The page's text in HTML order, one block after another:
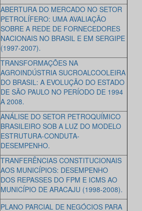
ABERTURA DO MERCADO NO SETOR
PETROLÍFERO: UMA AVALIAÇÃO
SOBRE A REDE DE FORNECEDORES
NACIONAIS NO BRASIL E EM SERGIPE
(1997-2007).
TRANSFORMAÇÕES NA
AGROINDÚSTRIA SUCROALCOOLEIRA
DO BRASIL: A EVOLUÇÃO DO ESTADO
DE SÃO PAULO NO PERÍODO DE 1994
A 2008.
ANÁLISE DO SETOR PETROQUÍMICO
BRASILEIRO SOB A LUZ DO MODELO
ESTRUTURA-CONDUTA-
DESEMPENHO.
TRANFERÊNCIAS CONSTITUCIONAIS
AOS MUNICÍPIOS: DESEMPENHO
DOS REPASSES DO FPM E ICMS AO
MUNICÍPIO DE ARACAJU (1998-2008).
PLANO PARCIAL DE NEGÓCIOS PARA